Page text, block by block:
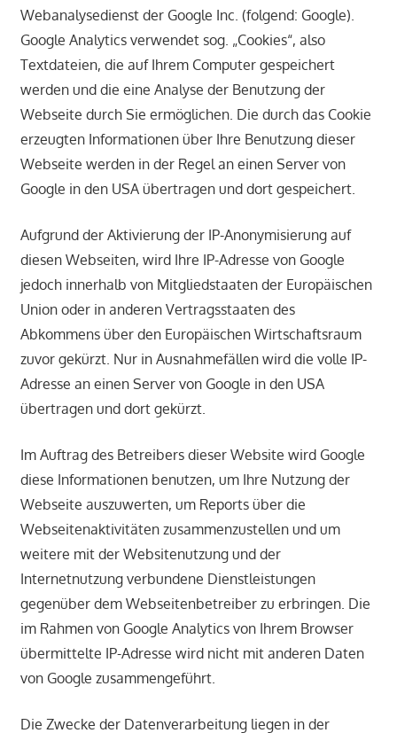
Webanalysedienst der Google Inc. (folgend: Google).
Google Analytics verwendet sog. „Cookies“, also
Textdateien, die auf Ihrem Computer gespeichert
werden und die eine Analyse der Benutzung der
Webseite durch Sie ermöglichen. Die durch das Cookie
erzeugten Informationen über Ihre Benutzung dieser
Webseite werden in der Regel an einen Server von
Google in den USA übertragen und dort gespeichert.
Aufgrund der Aktivierung der IP-Anonymisierung auf
diesen Webseiten, wird Ihre IP-Adresse von Google
jedoch innerhalb von Mitgliedstaaten der Europäischen
Union oder in anderen Vertragsstaaten des
Abkommens über den Europäischen Wirtschaftsraum
zuvor gekürzt. Nur in Ausnahmefällen wird die volle IP-
Adresse an einen Server von Google in den USA
übertragen und dort gekürzt.
Im Auftrag des Betreibers dieser Website wird Google
diese Informationen benutzen, um Ihre Nutzung der
Webseite auszuwerten, um Reports über die
Webseitenaktivitäten zusammenzustellen und um
weitere mit der Websitenutzung und der
Internetnutzung verbundene Dienstleistungen
gegenüber dem Webseitenbetreiber zu erbringen. Die
im Rahmen von Google Analytics von Ihrem Browser
übermittelte IP-Adresse wird nicht mit anderen Daten
von Google zusammengeführt.
Die Zwecke der Datenverarbeitung liegen in der